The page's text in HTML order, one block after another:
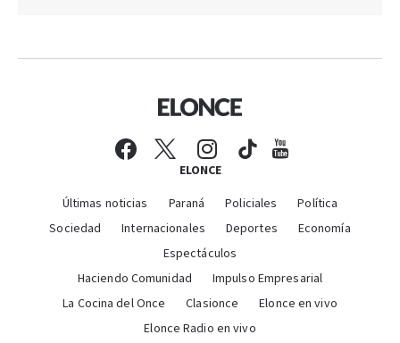
ELONCE
Últimas noticias Paraná Policiales
Política
Sociedad
Internacionales Deportes
Economía
Espectáculos
Haciendo Comunidad
Impulso Empresarial
La Cocina del Once
Clasionce
Elonce en vivo
Elonce Radio en vivo